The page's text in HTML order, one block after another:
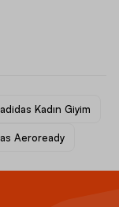
adidas Kadın Giyim
Aeroready